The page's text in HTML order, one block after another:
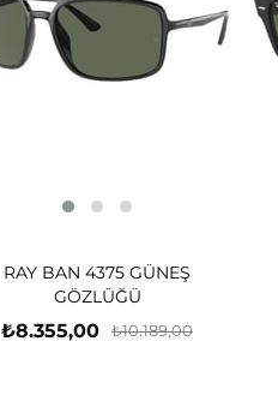
RAY BAN 4375 GÜNEŞ
GÖZLÜĞÜ
₺8.355,00 ₺10.189,00